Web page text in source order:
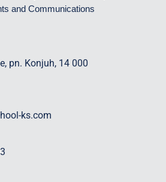
and Communications
pn. Konjuh, 14 000
ks.com